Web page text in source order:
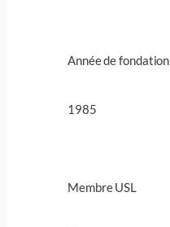
Année de fondation
1985
Membre USL